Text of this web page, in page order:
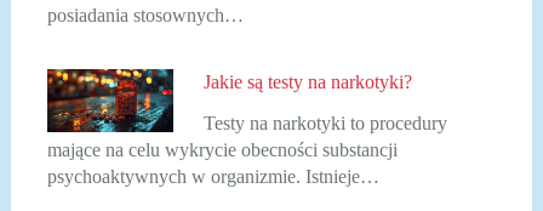
posiadania stosownych…
Jakie są testy na narkotyki?
Testy na narkotyki to procedury
mające na celu wykrycie obecności substancji
psychoaktywnych w organizmie. Istnieje…